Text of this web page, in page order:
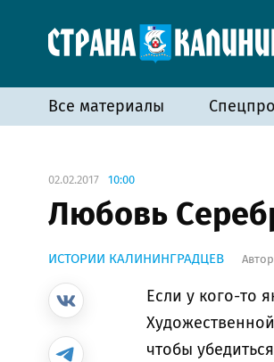
Все материалы
02.02.2017 10:00
Любовь
ИСТОРИИ КАЛИНИНГРАДЦЕВ
Если у кого-то
чтобы